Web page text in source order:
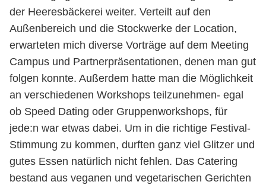
der Heeresbäckerei weiter. Verteilt auf den
Außenbereich und die Stockwerke der Location,
erwarteten mich diverse Vorträge auf dem Meeting
Campus und Partnerpräsentationen, denen man gut
folgen konnte. Außerdem hatte man die Möglichkeit
an verschiedenen Workshops teilzunehmen- egal
ob Speed Dating oder Gruppenworkshops, für
jede:n war etwas dabei. Um in die richtige Festival-
Stimmung zu kommen, durften ganz viel Glitzer und
gutes Essen natürlich nicht fehlen. Das Catering
bestand aus veganen und vegetarischen Gerichten